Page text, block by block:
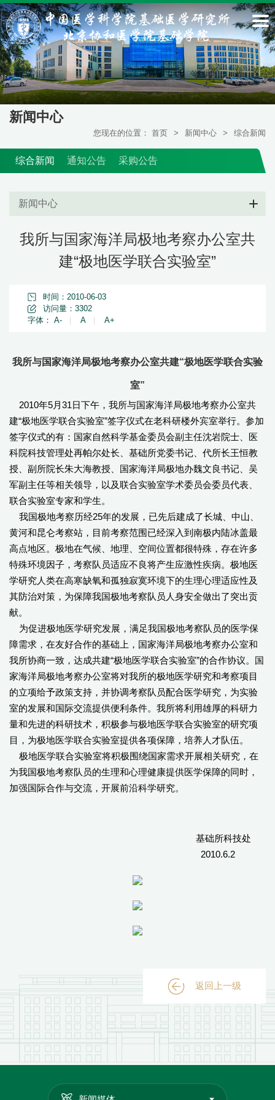
新闻中心
您现在的位置： 首页 > 新闻中心 > 综合新闻
综合新闻 通知公告 采购公告
新闻中心
我所与国家海洋局极地考察办公室共
建“极地医学联合实验室”
时间：2010-06-03
访问量： 3302
字体： A- A A+
我所与国家海洋局极地考察办公室共建“极地医学联合实验
室”
2010年5月31日下午，我所与国家海洋局极地考察办公室共
建“极地医学联合实验室”签字仪式在老科研楼外宾室举行。参加
签字仪式的有：国家自然科学基金委员会副主任沈岩院士、医
科院科技管理处再帕尔处长、基础所党委书记、代所长王恒教
授、副所院长朱大海教授、国家海洋局极地办魏文良书记、吴
军副主任等相关领导，以及联合实验室学术委员会委员代表、
联合实验室专家和学生。
我国极地考察历经25年的发展，已先后建成了长城、中山、
黄河和昆仑考察站，目前考察范围已经深入到南极内陆冰盖最
高点地区。极地在气候、地理、空间位置都很特殊，存在许多
特殊环境因子，考察队员适应不良将产生应激性疾病。极地医
学研究人类在高寒缺氧和孤独寂寞环境下的生理心理适应性及
其防治对策，为保障我国极地考察队员人身安全做出了突出贡
献。
为促进极地医学研究发展，满足我国极地考察队员的医学保
障需求，在友好合作的基础上，国家海洋局极地考察办公室和
我所协商一致，达成共建“极地医学联合实验室”的合作协议。国
家海洋局极地考察办公室将对我所的极地医学研究和考察项目
的立项给予政策支持，并协调考察队员配合医学研究，为实验
室的发展和国际交流提供便利条件。我所将利用雄厚的科研力
量和先进的科研技术，积极参与极地医学联合实验室的研究项
目，为极地医学联合实验室提供各项保障，培养人才队伍。
极地医学联合实验室将积极围绕国家需求开展相关研究，在
为我国极地考察队员的生理和心理健康提供医学保障的同时，
加强国际合作与交流，开展前沿科学研究。
基础所科技处
2010.6.2
返回上一级